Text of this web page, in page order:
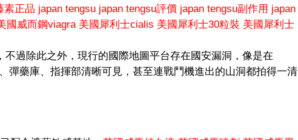
素正品 japan tengsu japan tengsu評價 japan tengsu副作用 japan
國威而鋼viagra 美國犀利士cialis 美國犀利士30粒裝 美國犀利士
過除此之外，現行的國際地圖平台存在國安漏洞，像是在
彈藥庫、指揮部清晰可見，甚至連戰鬥機進出的山洞都拍得一清